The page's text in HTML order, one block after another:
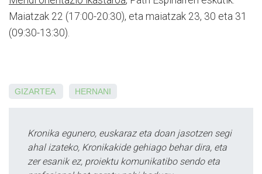
Maiatzak 22 (17:00-20:30), eta maiatzak 23, 30 eta 31
(09:30-13:30).
GIZARTEA HERNANI
Kronika egunero, euskaraz eta doan jasotzen segi
ahal izateko, Kronikakide gehiago behar dira, eta
zer esanik ez, proiektu komunikatibo sendo eta